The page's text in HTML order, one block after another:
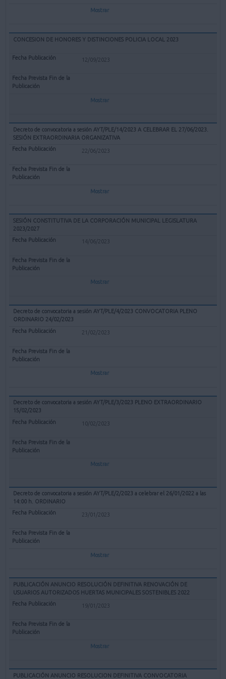
Mostrar
CONCESION DE HONORES Y DISTINCIONES POLICIA LOCAL 2023
12/09/2023
Mostrar
Decreto de convocatoria a sesión AYT/PLE/14/2023 A CELEBRAR EL 27/06/2023.
SESIÓN EXTRAORDINARIA ORGANIZATIVA
22/06/2023
Mostrar
SESIÓN CONSTITUTIVA DE LA CORPORACIÓN MUNICIPAL LEGISLATURA
2023/2027
14/06/2023
Mostrar
Decreto de convocatoria a sesión AYT/PLE/4/2023 CONVOCATORIA PLENO
ORDINARIO 24/02/2023
21/02/2023
Mostrar
Decreto de convocatoria a sesión AYT/PLE/3/2023 PLENO EXTRAORDINARIO
15/02/2023
10/02/2023
Mostrar
Decreto de convocatoria a sesión AYT/PLE/2/2023 a celebrar el 26/01/2022 a las
14:00 h. ORDINARIO
23/01/2023
Mostrar
PUBLICACIÓN ANUNCIO RESOLUCIÓN DEFINITIVA RENOVACIÓN DE
USUARIOS AUTORIZADOS HUERTAS MUNICIPALES SOSTENIBLES 2022
19/01/2023
Mostrar
PUBLICACIÓN ANUNCIO RESOLUCION DEFINITIVA CONVOCATORIA